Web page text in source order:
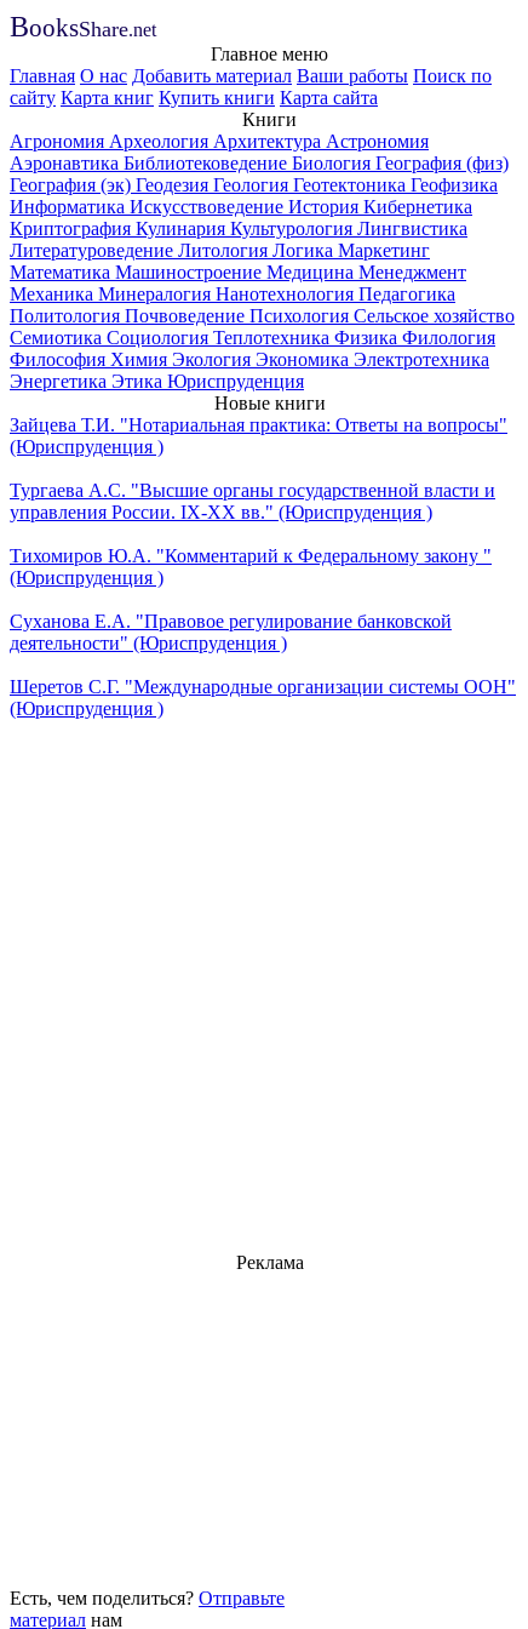
BooksShare.net
Главное меню
Главная О нас Добавить материал Ваши работы Поиск по
сайту Карта книг Купить книги Карта сайта
Книги
Агрономия Археология Архитектура Астрономия
Аэронавтика Библиотековедение Биология География (физ)
География (эк) Геодезия Геология Геотектоника Геофизика
Информатика Искусствоведение История Кибернетика
Криптография Кулинария Культурология Лингвистика
Литературоведение Литология Логика Маркетинг
Математика Машиностроение Медицина Менеджмент
Механика Минералогия Нанотехнология Педагогика
Политология Почвоведение Психология Сельское хозяйство
Семиотика Социология Теплотехника Физика Филология
Философия Химия Экология Экономика Электротехника
Энергетика Этика Юриспруденция
Новые книги
Зайцева Т.И. "Нотариальная практика: Ответы на вопросы"
(Юриспруденция )
Тургаева А.С. "Высшие органы государственной власти и
управления России. IХ-ХХ вв." (Юриспруденция )
Тихомиров Ю.А. "Комментарий к Федеральному закону "
(Юриспруденция )
Суханова Е.А. "Правовое регулирование банковской
деятельности" (Юриспруденция )
Шеретов С.Г. "Международные организации системы ООН"
(Юриспруденция )
Реклама
Есть, чем поделиться? Отправьте
материал нам